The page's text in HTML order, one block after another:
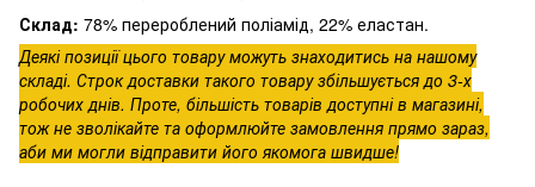
Склад: 78% перероблений поліамід, 22% еластан.
Деякі позиції цього товару можуть знаходитись на нашому
складі. Строк доставки такого товару збільшується до 3-х
робочих днів. Проте, більшість товарів доступні в магазині,
тож не зволікайте та оформлюйте замовлення прямо зараз,
аби ми могли відправити його якомога швидше!